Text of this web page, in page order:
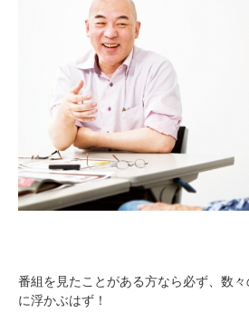
番組を見たことがある方なら必ず、数
に浮かぶはず！